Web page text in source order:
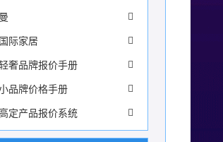
际家居
奢品牌报价手册
品牌价格手册
定产品报价系统